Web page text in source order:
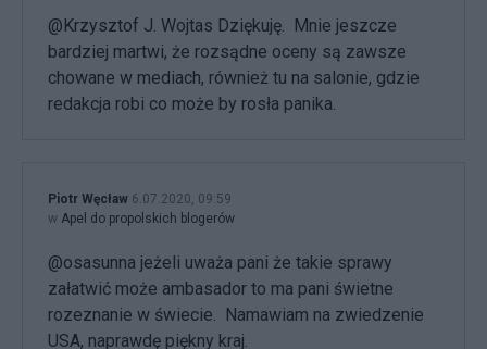
@Krzysztof J. Wojtas Dziękuję. Mnie jeszcze
bardziej martwi, że rozsądne oceny są zawsze
chowane w mediach, również tu na salonie, gdzie
redakcja robi co może by rosła panika.
Piotr Węcław 6.07.2020, 09:59
w Apel do propolskich blogerów
@osasunna jeżeli uważa pani że takie sprawy
załatwić może ambasador to ma pani świetne
rozeznanie w świecie. Namawiam na zwiedzenie
USA, naprawdę piękny kraj.